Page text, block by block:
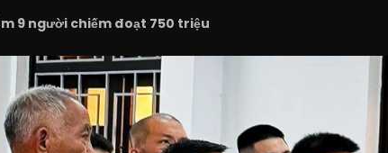
9 người chiếm đoạt 750 triệu